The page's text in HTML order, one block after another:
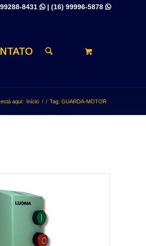
8431 | (16) 99996-5878 
aqui: Início / / Tag: GUARDA-MOTOR